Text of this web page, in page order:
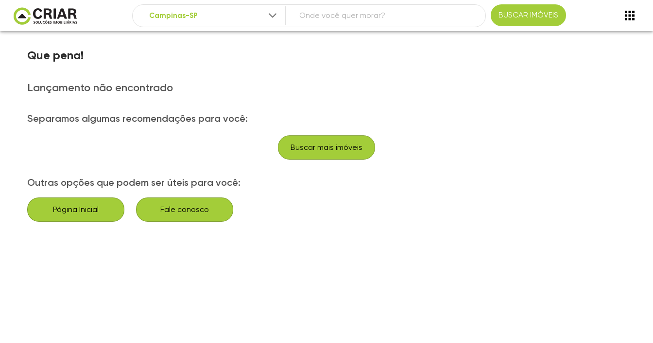
BUSCAR IMÓVEIS
Que pena!
Lançamento não encontrado
Separamos algumas recomendações para você:
Buscar mais imóveis
Outras opções que podem ser úteis para você:
Página Inicial Fale conosco